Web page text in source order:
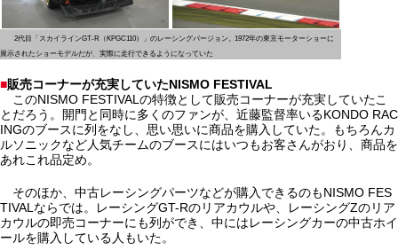
2代目「スカイラインGT-R（KPGC110）」のレーシングバージョン。1972年の東京モーターショーに
展示されたショーモデルだが、実際に走行できるようになっていた
■販売コーナーが充実していたNISMO FESTIVAL
このNISMO FESTIVALの特徴として販売コーナーが充実していたこ
とだろう。開門と同時に多くのファンが、近藤監督率いるKONDO RAC
INGのブースに列をなし、思い思いに商品を購入していた。もちろんカ
ルソニックなど人気チームのブースにはいつもお客さんがおり、商品を
あれこれ品定め。
そのほか、中古レーシングパーツなどが購入できるのもNISMO FES
TIVALならでは。レーシングGT-Rのリアカウルや、レーシングZのリア
カウルの即売コーナーにも列ができ、中にはレーシングカーの中古ホイ
ールを購入している人もいた。